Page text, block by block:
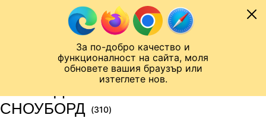
За по-добро качество и
функционалност на сайта, моля
обновете вашия браузър или
изтеглете нов.
Към съдържанието
Лига на Конференциите
СНОУБОРД (310)